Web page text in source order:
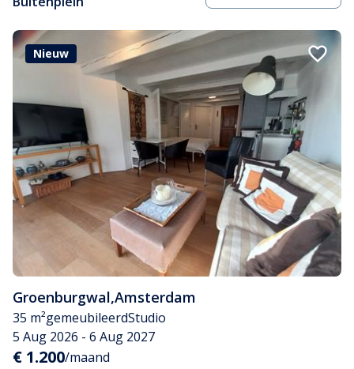
Nieuw
Groenburgwal,Amsterdam
35 m²gemeubileerdStudio
5 Aug 2026 - 6 Aug 2027
€ 1.200/maand